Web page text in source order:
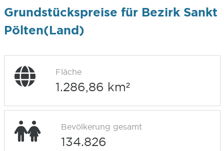
Grundstückspreise für Bezirk Sankt
Pölten(Land)
Fläche
1.286,86 km²
Bevölkerung gesamt
134.826